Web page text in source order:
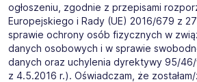
ogłoszeniu, zgodnie z przepisami
Europejskiego i Rady (UE) 2016/679 z
sprawie ochrony osób fizycznych w
danych osobowych i w sprawie
danych oraz uchylenia dyrektywy 95/46/
z 4.5.2016 r.). Oświadczam, że zostałam/